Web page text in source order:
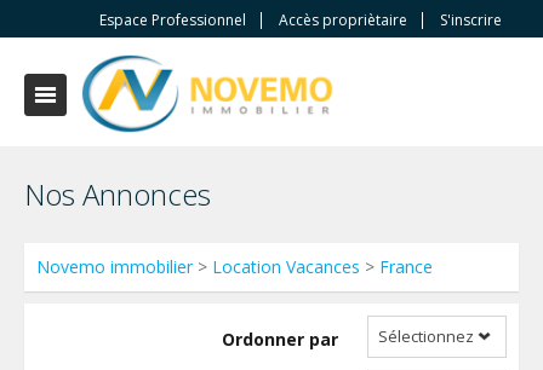
Espace Professionnel Accès propriètaire S'inscrire
Nos Annonces
Novemo immobilier> Location Vacances > France
Ordonner par Sélectionnez